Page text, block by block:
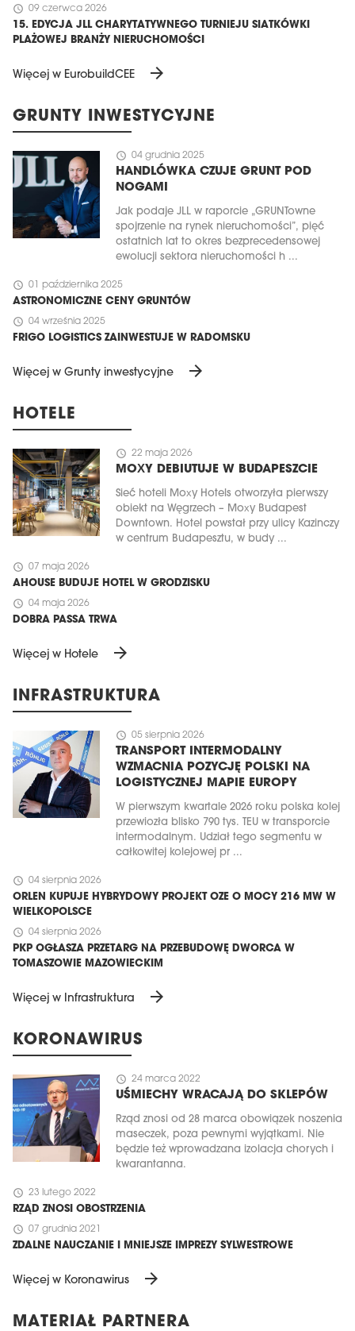
schedule 09 czerwca 2026
15. EDYCJA JLL CHARYTATYWNEGO TURNIEJU SIATKÓWKI
PLAŻOWEJ BRANŻY NIERUCHOMOŚCI
Więcej w EurobuildCEE arrow_forward
GRUNTY INWESTYCYJNE
schedule 04 grudnia 2025
HANDLÓWKA CZUJE GRUNT POD
NOGAMI
Jak podaje JLL w raporcie „GRUNTowne
spojrzenie na rynek nieruchomości”, pięć
ostatnich lat to okres bezprecedensowej
ewolucji sektora nieruchomości h ...
schedule 01 października 2025
ASTRONOMICZNE CENY GRUNTÓW
schedule 04 września 2025
FRIGO LOGISTICS ZAINWESTUJE W RADOMSKU
Więcej w Grunty inwestycyjne arrow_forward
HOTELE
schedule 22 maja 2026
MOXY DEBIUTUJE W BUDAPESZCIE
Sieć hoteli Moxy Hotels otworzyła pierwszy
obiekt na Węgrzech – Moxy Budapest
Downtown. Hotel powstał przy ulicy Kazinczy
w centrum Budapesztu, w budy ...
schedule 07 maja 2026
AHOUSE BUDUJE HOTEL W GRODZISKU
schedule 04 maja 2026
DOBRA PASSA TRWA
Więcej w Hotele arrow_forward
INFRASTRUKTURA
schedule 05 sierpnia 2026
TRANSPORT INTERMODALNY
WZMACNIA POZYCJĘ POLSKI NA
LOGISTYCZNEJ MAPIE EUROPY
W pierwszym kwartale 2026 roku polska kolej
przewiozła blisko 790 tys. TEU w transporcie
intermodalnym. Udział tego segmentu w
całkowitej kolejowej pr ...
schedule 04 sierpnia 2026
ORLEN KUPUJE HYBRYDOWY PROJEKT OZE O MOCY 216 MW W
WIELKOPOLSCE
schedule 04 sierpnia 2026
PKP OGŁASZA PRZETARG NA PRZEBUDOWĘ DWORCA W
TOMASZOWIE MAZOWIECKIM
Więcej w Infrastruktura arrow_forward
KORONAWIRUS
schedule 24 marca 2022
UŚMIECHY WRACAJĄ DO SKLEPÓW
Rząd znosi od 28 marca obowiązek noszenia
maseczek, poza pewnymi wyjątkami. Nie
będzie też wprowadzana izolacja chorych i
kwarantanna.
schedule 23 lutego 2022
RZĄD ZNOSI OBOSTRZENIA
schedule 07 grudnia 2021
ZDALNE NAUCZANIE I MNIEJSZE IMPREZY SYLWESTROWE
Więcej w Koronawirus arrow_forward
MATERIAŁ PARTNERA